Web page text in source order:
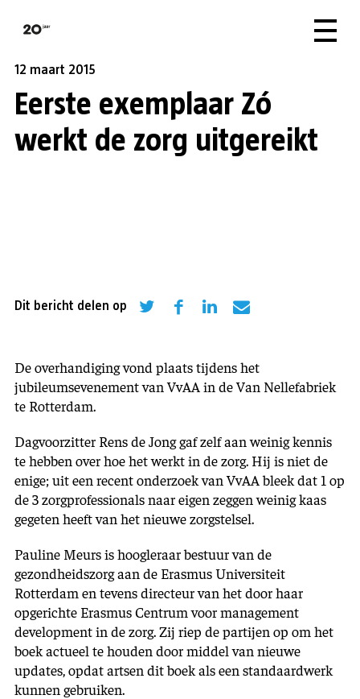
12 maart 2015
Eerste exemplaar Zó
werkt de zorg uitgereikt
Dit bericht delen op
De overhandiging vond plaats tijdens het
jubileumsevenement van VvAA in de Van Nellefabriek
te Rotterdam.
Dagvoorzitter Rens de Jong gaf zelf aan weinig kennis
te hebben over hoe het werkt in de zorg. Hij is niet de
enige; uit een recent onderzoek van VvAA bleek dat 1 op
de 3 zorgprofessionals naar eigen zeggen weinig kaas
gegeten heeft van het nieuwe zorgstelsel.
Pauline Meurs is hoogleraar bestuur van de
gezondheidszorg aan de Erasmus Universiteit
Rotterdam en tevens directeur van het door haar
opgerichte Erasmus Centrum voor management
development in de zorg. Zij riep de partijen op om het
boek actueel te houden door middel van nieuwe
updates, opdat artsen dit boek als een standaardwerk
kunnen gebruiken.